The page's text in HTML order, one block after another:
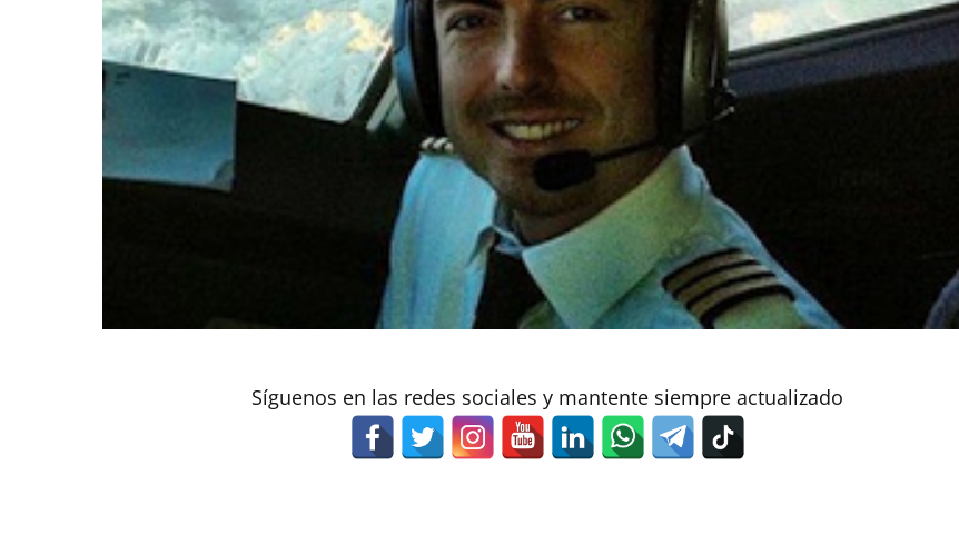
Síguenos en las redes sociales y mantente siempre actualizado